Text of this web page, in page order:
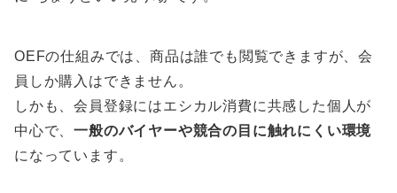
OEFの仕組みでは、商品は誰でも閲覧できますが、会
員しか購入はできません。
しかも、会員登録にはエシカル消費に共感した個人が
中心で、一般のバイヤーや競合の目に触れにくい環境
になっています。